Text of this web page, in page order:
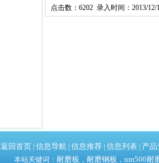
点击数：6202 录入时间：2013/12/
返回首页 信息导航 信息推荐 信息列表 产
本站关键词： 耐磨板 ， 耐磨钢板 ， nm500耐